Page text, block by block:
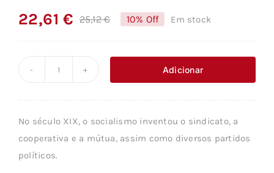
25,12€O
original
era:
22,61€
O
é:
10% Off Em stock
FUTURO
Adicionar
No século XIX, o socialismo inventou o sindicato, a
cooperativa e a mútua, assim como diversos partidos
políticos.